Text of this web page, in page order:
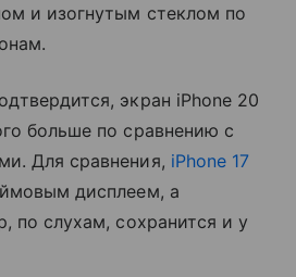
и изогнутым стеклом по
экран iPhone 20
больше по сравнению с
Для сравнения, iPhone 17
дисплеем, а
по слухам, сохранится и у